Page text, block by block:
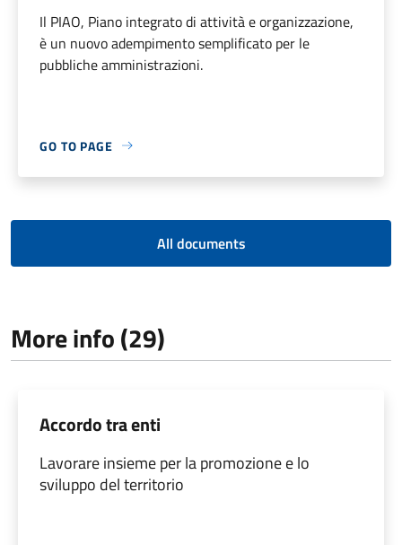
Il PIAO, Piano integrato di attività e organizzazione,
è un nuovo adempimento semplificato per le
pubbliche amministrazioni.
GO TO PAGE
All documents
More info (29)
Accordo tra enti
Lavorare insieme per la promozione e lo
sviluppo del territorio